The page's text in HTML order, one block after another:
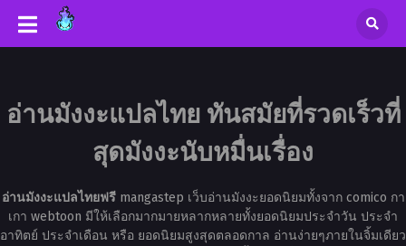
อ่านมังงะแปลไทย ทันสมัยที่รวดเร็วที่
สุดมังงะนับหมื่นเรื่อง
อ่านมังงะแปลไทยฟรีmangastep เว็บอ่านมังงะยอดนิยมทั้งจาก comico กา
เกา webtoon มีให้เลือกมากมายหลากหลายทั้งยอดนิยมประจำวัน ประจำ
อาทิตย์ ประจำเดือน หรือ ยอดนิยมสูงสุดตลอดกาล อ่านง่ายๆภายในจิ้มเดียว